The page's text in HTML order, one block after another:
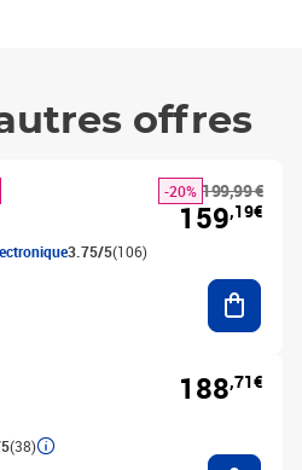
offres
3.75/5(106)
199,99 €
-20%
159,19€
(38)
188,71€